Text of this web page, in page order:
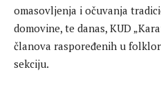
omasovljenja i očuvanja
domovine, te danas, KUD
članova raspoređenih u
sekciju.